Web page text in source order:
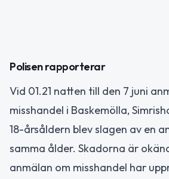
Polisen rapporterar
Vid 01.21 natten till den 7 juni
misshandel i Baskemölla,
18-årsåldern blev slagen av en
samma ålder. Skadorna är
anmälan om misshandel har